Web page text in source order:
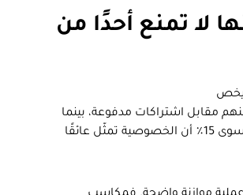
لا تمنع أحدًا من
يدفع 50٪ منهم مقابل اشتراكات مدفوعة، بينما
يخطط 83٪ لزيادة استخدامهم للذكاء الاصطناعي. في المقابل، لم يعتبر سوى 15٪ أن الخصوصية تمثّل عائقًا